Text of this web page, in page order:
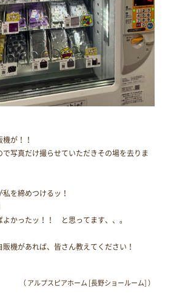
が！！
写真だけ撮らせていただきその場を去りま
を締めつけるッ！
よかったッ！！ と思ってます、、。
機があれば、皆さん教えてください！
（ アルプスピアホーム [長野ショールーム] ）